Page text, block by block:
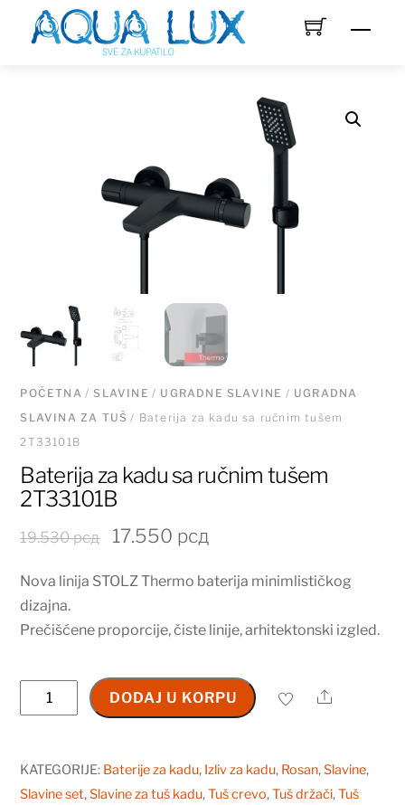
POČETNA/SLAVINE / UGRADNE SLAVINE / UGRADNA
SLAVINA ZA TUŠ / Baterija za kadu sa ručnim tušem
2T33101B
Baterija za kadu sa ručnim tušem
2T33101B
19.530рсд
Originalna
je
19.530 рсд.
17.550 рсдTrenutna
je:
Nova linija STOLZ Thermo baterija minimlističkog
dizajna.
Prečišćene proporcije, čiste linije, arhitektonski izgled.
Baterija
za
sa
ručnim
DODAJ U KORPU Share
KATEGORIJE: Baterije za kadu, Izliv za kadu, Rosan,Slavine,
Slavine set,Slavine za tuš kadu,Tuš crevo,Tuš držači,Tuš